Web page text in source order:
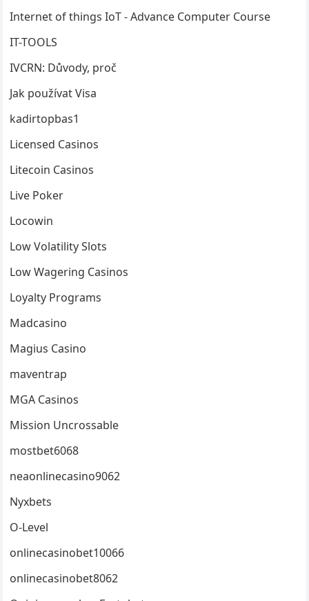
Internet of thingsIoT- Advance Computer Course
IT-TOOLS
IVCRN: Důvody, proč
Jak používat Visa
kadirtopbas1
Licensed Casinos
Litecoin Casinos
Live Poker
Locowin
Low Volatility Slots
Low Wagering Casinos
Loyalty Programs
Madcasino
Magius Casino
maventrap
MGA Casinos
Mission Uncrossable
mostbet6068
neaonlinecasino9062
Nyxbets
O-Level
onlinecasinobet10066
onlinecasinobet8062